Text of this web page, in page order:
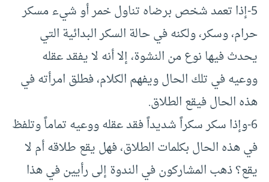
5-إذا تعمد شخص برضاه تناول خمر أو شيء مسكر
حرام، وسكر، ولكنه في حالة السكر البدائية التي
يحدث فيها نوع من النشوة، إلا أنه لا يفقد عقله
ووعيه في تلك الحال ويفهم الكلام، فطلق امرأته في
هذه الحال فيقع الطلاق.
6-وإذا سكر سكراً شديداً فقد عقله ووعيه تماماً وتلفظ
في هذه الحال بكلمات الطلاق، فهل يقع طلاقه أم لا
يقع؟ ذهب المشاركون في الندوة إلى رأيين في هذا